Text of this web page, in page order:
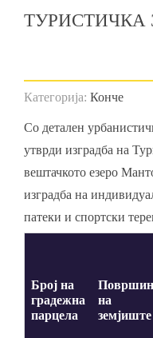
Категорија: Конче
Со детален
утврди изградба на
вештачкото езеро
изградба на
патеки и спортски
Број на
градежна
парцела
на
земјиште